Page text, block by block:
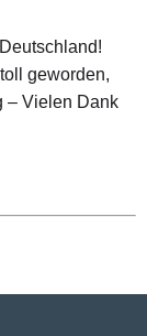
geworden,
– Vielen Dank